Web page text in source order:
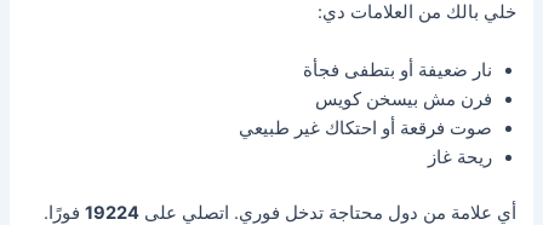
خلي بالك من العلامات دي:
نار ضعيفة أو بتطفى فجأة
فرن مش بيسخن كويس
صوت فرقعة أو احتكاك غير طبيعي
ريحة غاز
أي علامة من دول محتاجة تدخل فوري. اتصلي على19224 فورًا.